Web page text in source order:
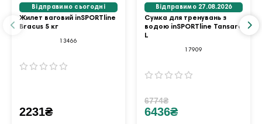
Відправимо сьогодні
Жилет ваговий inSPORTline
Bracus 5 кг
13466
2231₴
Відправимо 27.08.2026
Сумка для тренувань з
водою inSPORTline Tansare
L
17909
6774₴
6436₴